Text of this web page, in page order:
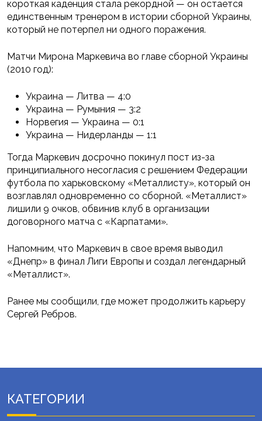
короткая каденция стала рекордной — он остается
единственным тренером в истории сборной Украины,
который не потерпел ни одного поражения.
Матчи Мирона Маркевича во главе сборной Украины
(2010 год):
Украина — Литва — 4:0
Украина — Румыния — 3:2
Норвегия — Украина — 0:1
Украина — Нидерланды — 1:1
Тогда Маркевич досрочно покинул пост из-за
принципиального несогласия с решением Федерации
футбола по харьковскому «Металлисту», который он
возглавлял одновременно со сборной. «Металлист»
лишили 9 очков, обвинив клуб в организации
договорного матча с «Карпатами».
Напомним, что Маркевич в свое время выводил
«Днепр» в финал Лиги Европы и создал легендарный
«Металлист».
Ранее мы сообщили, где может продолжить карьеру
Сергей Ребров.
КАТЕГОРИИ